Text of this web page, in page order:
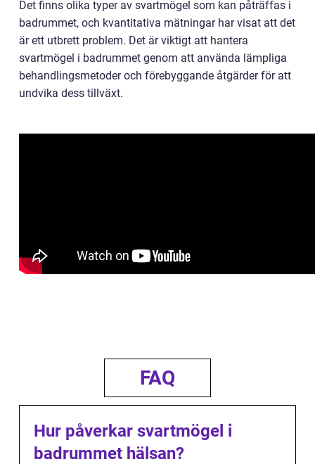
Det finns olika typer av svartmögel som kan påträffas i
badrummet, och kvantitativa mätningar har visat att det
är ett utbrett problem. Det är viktigt att hantera
svartmögel i badrummet genom att använda lämpliga
behandlingsmetoder och förebyggande åtgärder för att
undvika dess tillväxt.
FAQ
Hur påverkar svartmögel i
badrummet hälsan?